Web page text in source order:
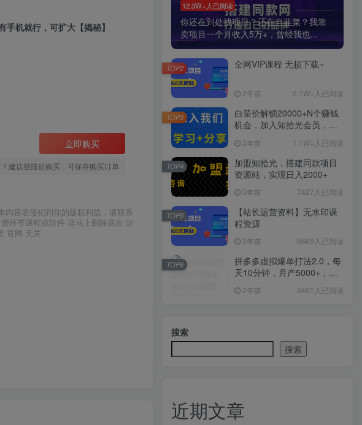
机就行，可扩大【揭秘】
立即购买
建议登陆后购买，可保存购买订单
内容若侵犯到你的版权利益，请联系
环节课程或软件 请马上删除退出 涉
官网 无关
12.3W+人已阅读
你还在到处找项目？还在当韭菜？我靠
卖项目一个月收入5万+，曾经我也...
全网VIP课程 无损下载~
2年前 2.1W+人已阅读
TOP2
白菜价解锁20000+N个赚钱
机会，加入知拾光会员，全
3年前 1.1W+人已阅读
TOP3
加盟知拾光，搭建同款项目
资源站，实现日入2000+
3年前 7427人已阅读
TOP4
【站长运营资料】无水印课
程资源
3年前 6669人已阅读
TOP5
拼多多虚拟爆单打法2.0，每
天10分钟，月产5000+，从0
2年前 3401人已阅读
TOP6
搜索
搜索
近期文章